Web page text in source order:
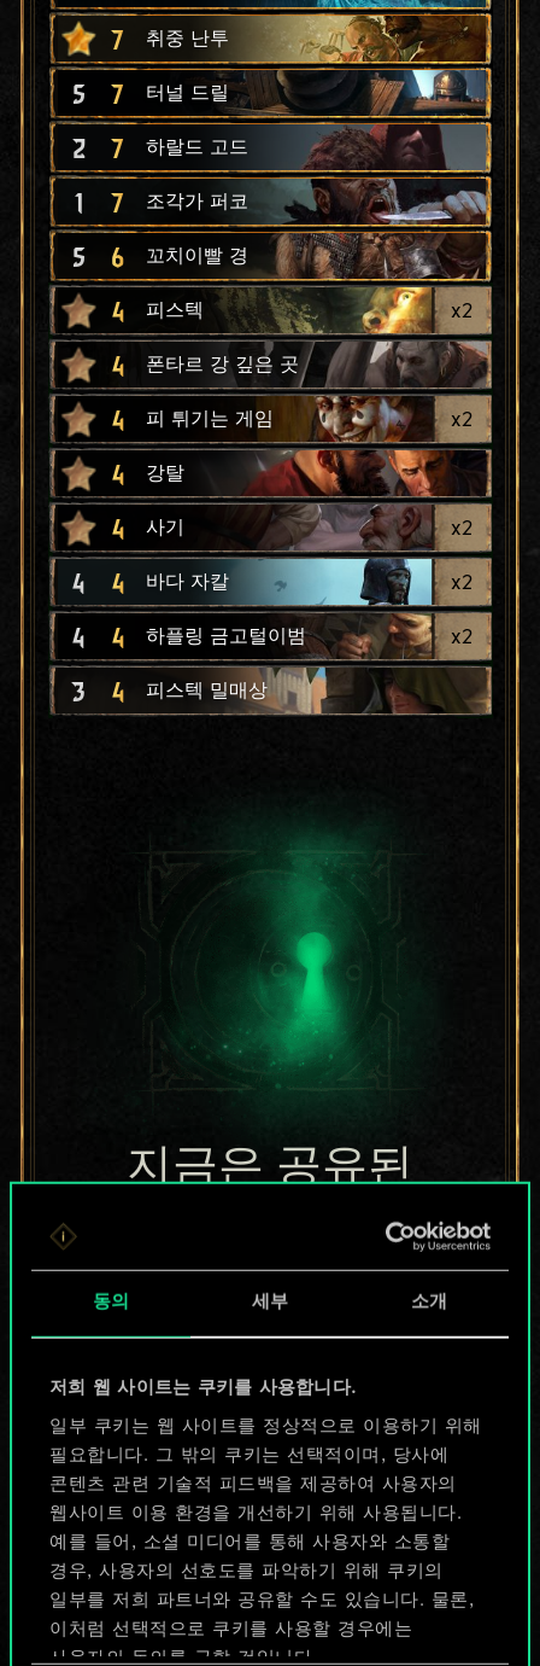
동의 세부 소개
저희 웹 사이트는 쿠키를 사용합니다.
일부 쿠키는 웹 사이트를 정상적으로 이용하기 위해
필요합니다. 그 밖의 쿠키는 선택적이며, 당사에
콘텐츠 관련 기술적 피드백을 제공하여 사용자의
웹사이트 이용 환경을 개선하기 위해 사용됩니다.
예를 들어, 소셜 미디어를 통해 사용자와 소통할
경우, 사용자의 선호도를 파악하기 위해 쿠키의
일부를 저희 파트너와 공유할 수도 있습니다. 물론,
이처럼 선택적으로 쿠키를 사용할 경우에는
사용자의 동의를 구할 것입니다.
7 취중 난투
5 7 터널 드릴
2 7 하랄드 고드
1 7 조각가 퍼코
5 6 꼬치이빨 경
4 피스텍 x2
4 폰타르 강 깊은 곳
4 피 튀기는 게임 x2
4 강탈
4 사기 x2
4 4 바다 자칼 x2
4 4 하플링 금고털이범 x2
3 4 피스텍 밀매상
지금은 공유된
카드들에 지나지
않지만
무궁무진한
가능성을 가지고
있습니다!
덱 이름 짓기 & 가이드 작성하기
덱 편집